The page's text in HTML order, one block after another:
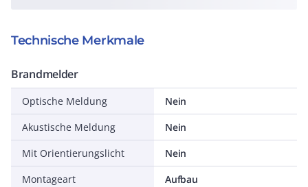
Technische Merkmale
Brandmelder
Optische Meldung
Nein
Akustische Meldung
Nein
Mit Orientierungslicht
Nein
Montageart
Aufbau